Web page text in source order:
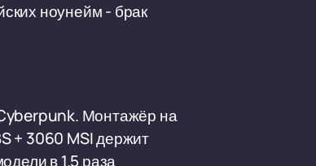
ноунейм - брак
Монтажёр на
+ 3060 MSI держит
в 1.5 раза